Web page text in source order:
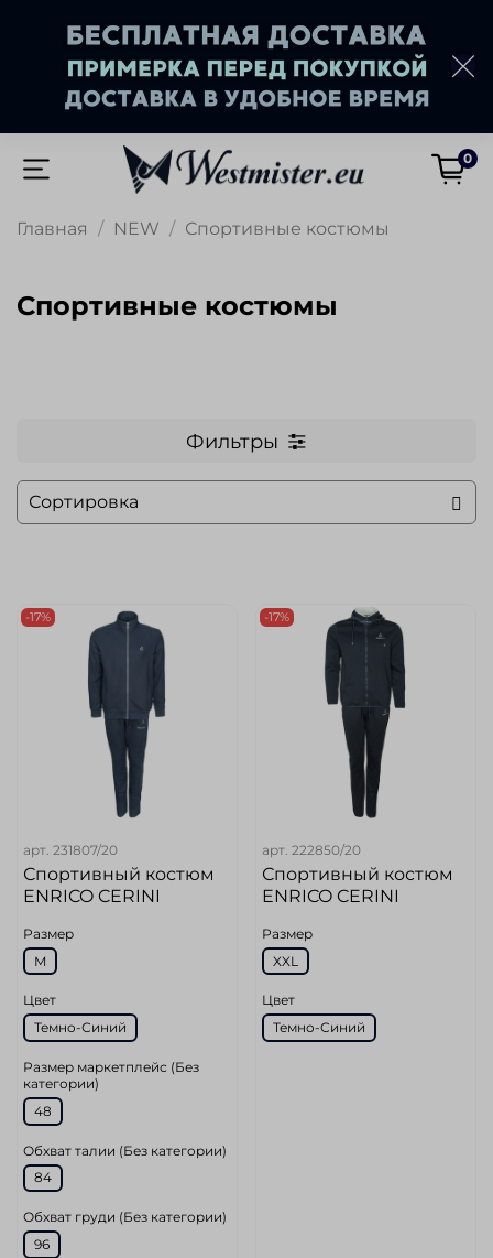
0
Главная NEW Спортивные костюмы
Спортивные костюмы
Фильтры
-17%
арт. 231807/20
Спортивный костюм
ENRICO CERINI
Размер
M
Цвет
Темно-Синий
Размер маркетплейс (Без
категории)
48
Обхват талии (Без категории)
84
Обхват груди (Без категории)
96
-17%
арт. 222850/20
Спортивный костюм
ENRICO CERINI
Размер
XXL
Цвет
Темно-Синий